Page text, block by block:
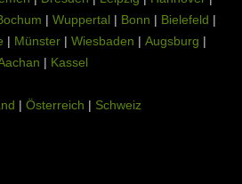
| Wuppertal | Bonn | Bielefeld |
| Münster | Wiesbaden | Augsburg |
| Kassel
| Österreich | Schweiz